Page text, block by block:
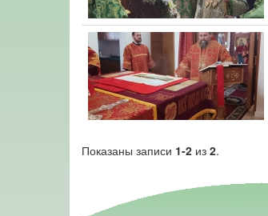
Показаны записи 1-2 из 2.